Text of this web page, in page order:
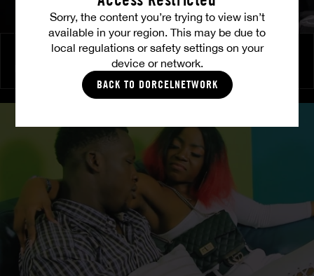
Sorry, the content you’re trying to view isn’t
available in your region. This may be due to
local regulations or safety settings on your
device or network.
BACK TO DORCELNETWORK
Invitation au désir